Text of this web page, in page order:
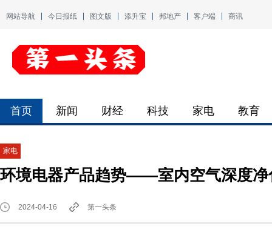
网站导航 今日报纸 图文版 添升宝 邦地产 客户端 商讯
首页 新闻 财经 科技 家电 教育
家电
环境电器产品趋势——室内空气深度净
2024-04-16 第一头条